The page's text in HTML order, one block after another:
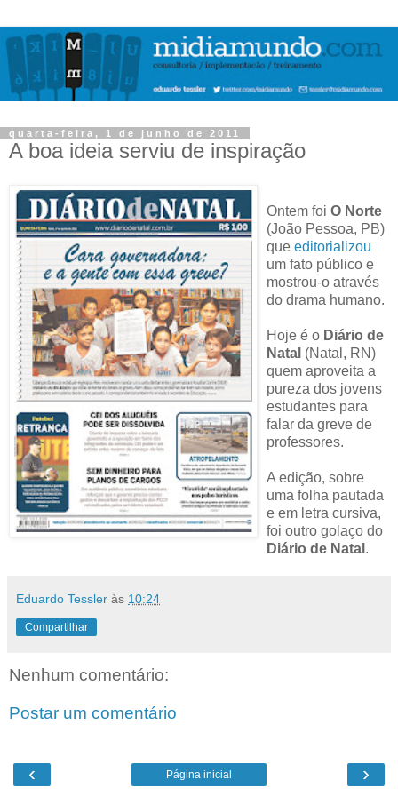
quarta-feira, 1 de junho de 2011
A boa ideia serviu de inspiração
Ontem foi O Norte
(João Pessoa, PB)
que editorializou
um fato público e
mostrou-o através
do drama humano.
Hoje é o Diário de
Natal (Natal, RN)
quem aproveita a
pureza dos jovens
estudantes para
falar da greve de
professores.
A edição, sobre
uma folha pautada
e em letra cursiva,
foi outro golaço do
Diário de Natal .
Eduardo Tessler às 10:24
Compartilhar
Nenhum comentário:
Postar um comentário
‹ ›
Página inicial